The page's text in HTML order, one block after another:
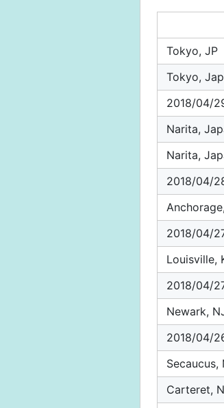
Tokyo, JP
Tokyo,
2018/04/
Narita,
Narita,
2018/04/
2018/04/
Louisville,
2018/04/
Newark,
2018/04/
Secaucus,
Carteret,